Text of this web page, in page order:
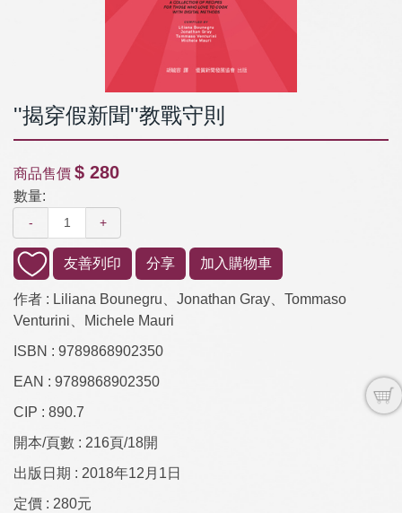
''揭穿假新聞''教戰守則
商品售價 $ 280
數量:
- +
友善列印 分享 加入購物車
作者 : Liliana Bounegru、Jonathan Gray、Tommaso
Venturini、Michele Mauri
ISBN : 9789868902350
EAN : 9789868902350
CIP : 890.7
開本/頁數 : 216頁/18開
出版日期 : 2018年12月1日
定價 : 280元